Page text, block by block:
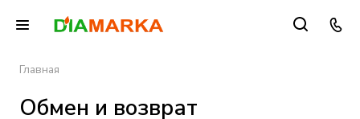
Главная
Обмен и возврат